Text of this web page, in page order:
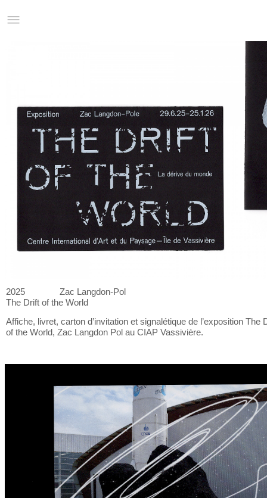
2025
Zac Langdon-Pol
The Drift of the World
Affiche, livret, carton d’invitation et signalétique de l’exposition The
of the World, Zac Langdon Pol au CIAP Vassivière.